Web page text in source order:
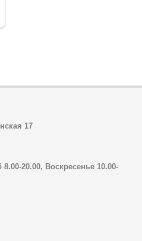
17
20.00, Воскресенье 10.00-